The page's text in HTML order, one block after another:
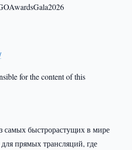
for the content of this
быстрорастущих в мире
прямых трансляций, где